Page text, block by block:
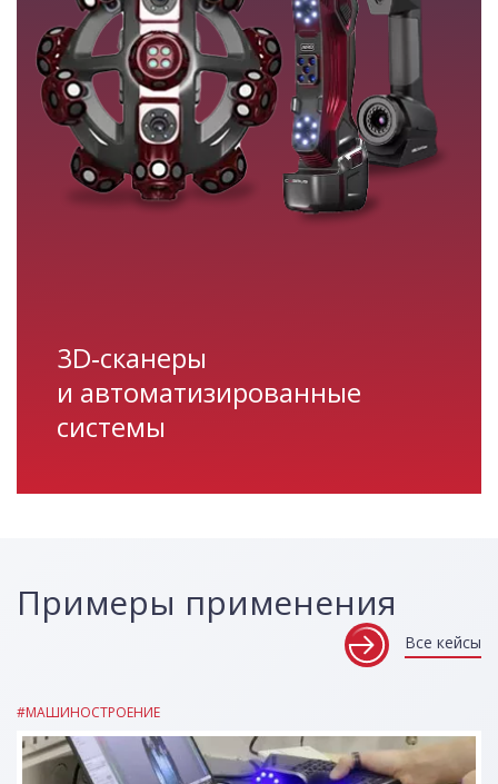
3D‑сканеры
и автоматизированные
системы
Примеры применения
Все кейсы
#МАШИНОСТРОЕНИЕ